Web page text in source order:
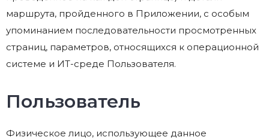
маршрута, пройденного в Приложении, с особым
упоминанием последовательности просмотренных
страниц, параметров, относящихся к операционной
системе и ИТ-среде Пользователя.
Пользователь
Физическое лицо, использующее данное